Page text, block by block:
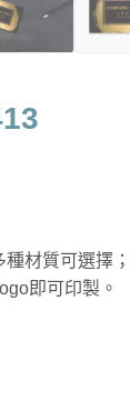
材質可選擇
即可印製。